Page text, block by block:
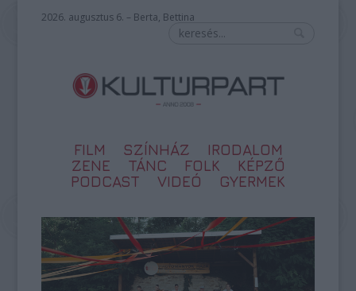
2026. augusztus 6. – Berta, Bettina
FILM SZÍNHÁZ
IRODALOM
ZENE
TÁNC FOLK
KÉPZŐ
PODCAST
VIDEÓ GYERMEK